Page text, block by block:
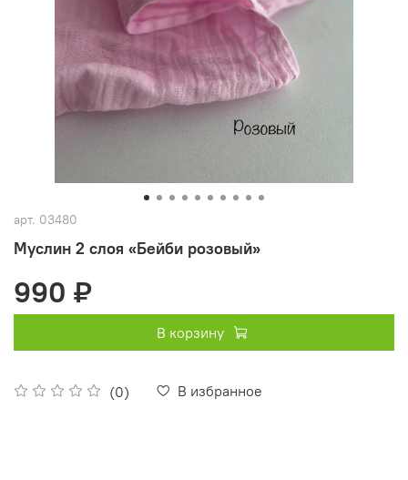
арт. 03480
Муслин 2 слоя «Бейби розовый»
(0) В избранное
990 ₽
В корзину